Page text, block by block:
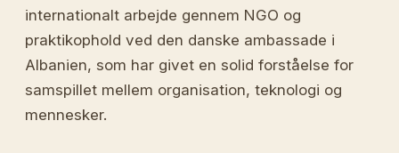
internationalt arbejde gennem NGO og
praktikophold ved den danske ambassade i
Albanien, som har givet en solid forståelse for
samspillet mellem organisation, teknologi og
mennesker.